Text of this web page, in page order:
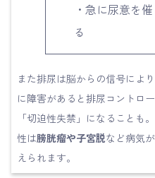
・急に尿意を
る
また排尿は脳からの信号によ
に障害があると排尿コントロ
「切迫性失禁」になることも
性は膀胱瘤や子宮脱など病気
えられます。